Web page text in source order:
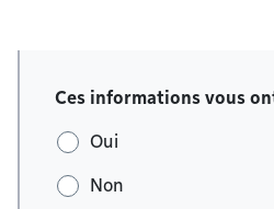
Ces informations vous
Oui
Non